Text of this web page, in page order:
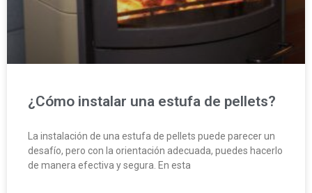
¿Cómo instalar una estufa de pellets?
La instalación de una estufa de pellets puede parecer un
desafío, pero con la orientación adecuada, puedes hacerlo
de manera efectiva y segura. En esta